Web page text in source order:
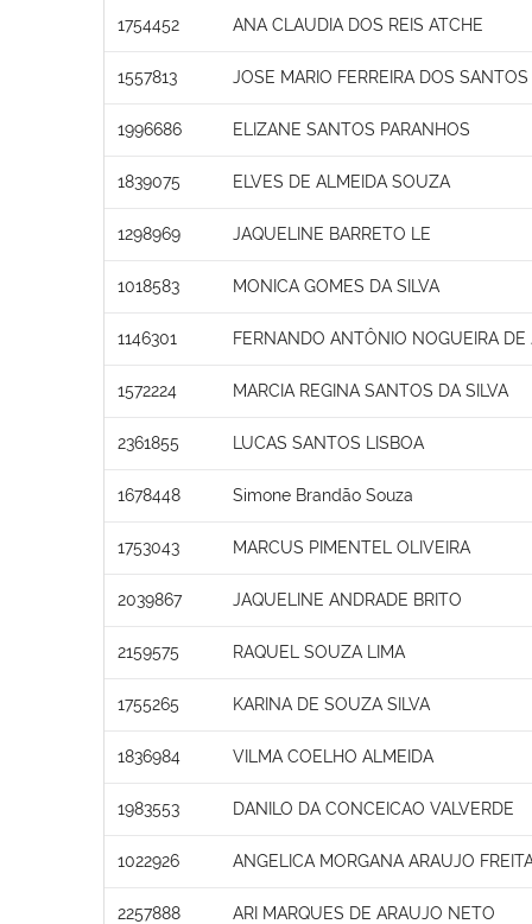
1754452 ANA CLAUDIA DOS REIS ATCHE
1557813 JOSE MARIO FERREIRA DOS SANTOS
1996686 ELIZANE SANTOS PARANHOS
1839075 ELVES DE ALMEIDA SOUZA
1298969 JAQUELINE BARRETO LE
1018583 MONICA GOMES DA SILVA
1146301 FERNANDO ANTÔNIO NOGUEIRA DE
1572224 MARCIA REGINA SANTOS DA SILVA
2361855 LUCAS SANTOS LISBOA
1678448 Simone Brandão Souza
1753043 MARCUS PIMENTEL OLIVEIRA
2039867 JAQUELINE ANDRADE BRITO
2159575 RAQUEL SOUZA LIMA
1755265 KARINA DE SOUZA SILVA
1836984 VILMA COELHO ALMEIDA
1983553 DANILO DA CONCEICAO VALVERDE
1022926 ANGELICA MORGANA ARAUJO
2257888 ARI MARQUES DE ARAUJO NETO